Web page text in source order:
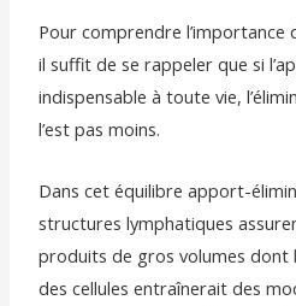
Pour comprendre l’importance
il suffit de se rappeler que si
indispensable à toute vie,
l’est pas moins.
Dans cet équilibre apport-
structures lymphatiques
produits de gros volumes dont
des cellules entraînerait des